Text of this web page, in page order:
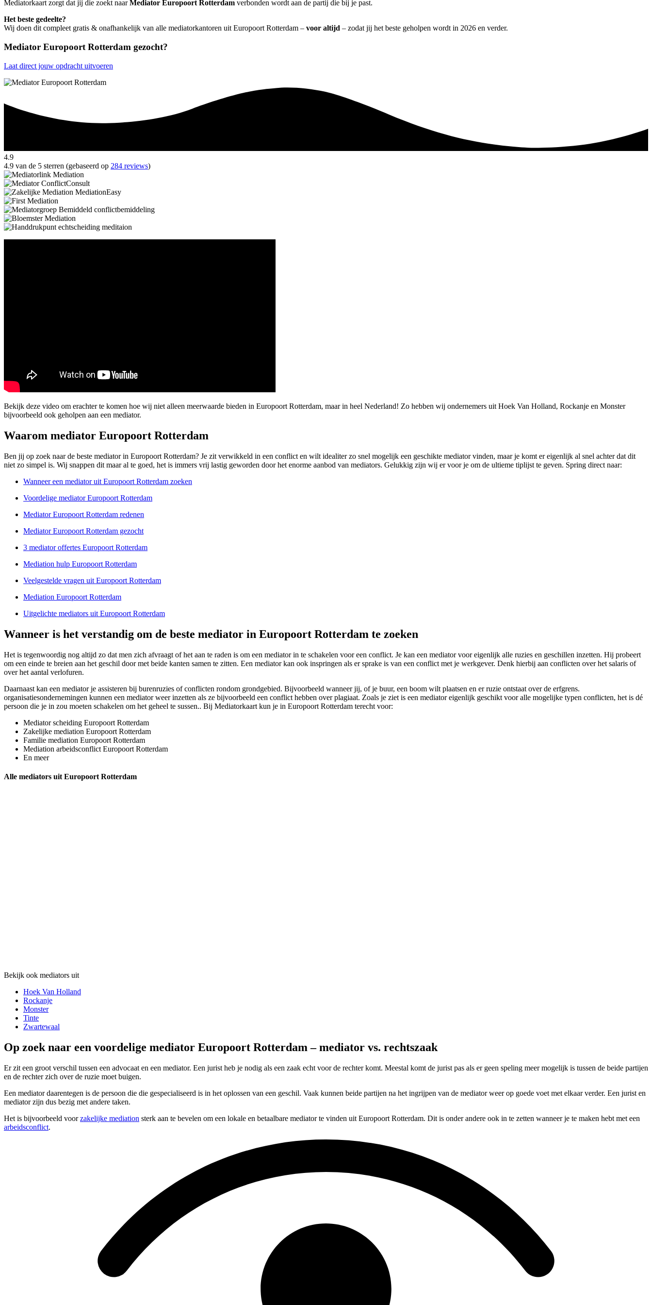
Mediatorkaart zorgt dat jij die zoekt naarMediator Europoort Rotterdam verbonden wordt aan de partij die bij je past.
Het beste gedeelte?
Wij doen dit compleet gratis & onafhankelijk van alle mediatorkantoren uit Europoort Rotterdam – voor altijd – zodat jij het beste geholpen wordt in 2026 en verder.
Mediator Europoort Rotterdam gezocht?
Laat direct jouw opdracht uitvoeren
4.9
4.9 van de 5 sterren (gebaseerd op 284 reviews)
Bekijk deze video om erachter te komen hoe wij niet alleen meerwaarde bieden in Europoort Rotterdam, maar in heel Nederland! Zo hebben wij ondernemers uit Hoek Van Holland, Rockanje en Monster
bijvoorbeeld ook geholpen aan een mediator.
Waarom mediator Europoort Rotterdam
Ben jij op zoek naar de beste mediator in Europoort Rotterdam? Je zit verwikkeld in een conflict en wilt idealiter zo snel mogelijk een geschikte mediator vinden, maar je komt er eigenlijk al snel achter dat dit
niet zo simpel is. Wij snappen dit maar al te goed, het is immers vrij lastig geworden door het enorme aanbod van mediators. Gelukkig zijn wij er voor je om de ultieme tiplijst te geven. Spring direct naar:
Wanneer een mediator uit Europoort Rotterdam zoeken
Voordelige mediator Europoort Rotterdam
Mediator Europoort Rotterdam redenen
Mediator Europoort Rotterdam gezocht
3 mediator offertes Europoort Rotterdam
Mediation hulp Europoort Rotterdam
Veelgestelde vragen uit Europoort Rotterdam
Mediation Europoort Rotterdam
Uitgelichte mediators uit Europoort Rotterdam
Wanneer is het verstandig om de beste mediator in Europoort Rotterdam te zoeken
Het is tegenwoordig nog altijd zo dat men zich afvraagt of het aan te raden is om een mediator in te schakelen voor een conflict. Je kan een mediator voor eigenlijk alle ruzies en geschillen inzetten. Hij probeert
om een einde te breien aan het geschil door met beide kanten samen te zitten. Een mediator kan ook inspringen als er sprake is van een conflict met je werkgever. Denk hierbij aan conflicten over het salaris of
over het aantal verlofuren.
Daarnaast kan een mediator je assisteren bij burenruzies of conflicten rondom grondgebied. Bijvoorbeeld wanneer jij, of je buur, een boom wilt plaatsen en er ruzie ontstaat over de erfgrens.
organisatiesondernemingen kunnen een mediator weer inzetten als ze bijvoorbeeld een conflict hebben over plagiaat. Zoals je ziet is een mediator eigenlijk geschikt voor alle mogelijke typen conflicten, het is dé
persoon die je in zou moeten schakelen om het geheel te sussen.. Bij Mediatorkaart kun je in Europoort Rotterdam terecht voor:
Mediator scheiding Europoort Rotterdam
Zakelijke mediation Europoort Rotterdam
Familie mediation Europoort Rotterdam
Mediation arbeidsconflict Europoort Rotterdam
En meer
Alle mediators uit Europoort Rotterdam
Bekijk ook mediators uit
Hoek Van Holland
Rockanje
Monster
Tinte
Zwartewaal
Op zoek naar een voordelige mediator Europoort Rotterdam – mediator vs. rechtszaak
Er zit een groot verschil tussen een advocaat en een mediator. Een jurist heb je nodig als een zaak echt voor de rechter komt. Meestal komt de jurist pas als er geen speling meer mogelijk is tussen de beide partijen
en de rechter zich over de ruzie moet buigen.
Een mediator daarentegen is de persoon die die gespecialiseerd is in het oplossen van een geschil. Vaak kunnen beide partijen na het ingrijpen van de mediator weer op goede voet met elkaar verder. Een jurist en
mediator zijn dus bezig met andere taken.
Het is bijvoorbeeld voorzakelijke mediation sterk aan te bevelen om een lokale en betaalbare mediator te vinden uit Europoort Rotterdam. Dit is onder andere ook in te zetten wanneer je te maken hebt met een
arbeidsconflict.